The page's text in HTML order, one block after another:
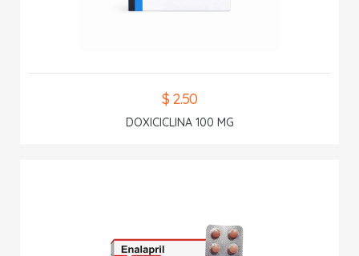
$ 2.50
DOXICICLINA 100 MG